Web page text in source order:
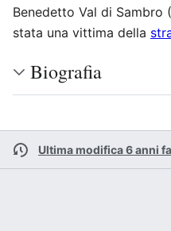
Benedetto Val di Sambro
stata una vittima della
Biografia
Ultima modifica 6 anni fa